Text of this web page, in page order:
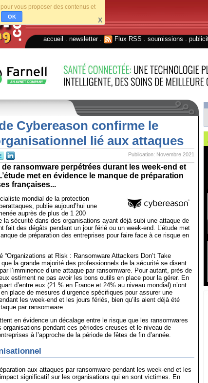
vous proposer des contenus et
OK X
accueil newsletter. Flux RSS soumissions
Cybereason confirme le
lié aux attaques
Publication: Novembre 2021
de ransomware perpétrées durant les week-end et
met en évidence le manque de préparation
françaises...
mondial de la protection
publie aujourd’hui une
auprès de plus de 1 200
la sécurité dans des organisations ayant déjà subi une attaque de
fait des dégâts pendant un jour férié ou un week-end. L’étude met
de préparation des entreprises pour faire face à ce risque en
“Organizations at Risk : Ransomware Attackers Don’t Take
que la grande majorité des professionnels de la sécurité se disent
l’imminence d’une attaque par ransomware. Pour autant, près de
estiment ne pas avoir les bons outils en place pour la gérer. En
d’entre eux (21 % en France et 24% au niveau mondial) n’ont
place de mesures d’urgence spécifiques pour assurer une
les week-end et les jours fériés, bien qu’ils aient déjà été
par ransomware.
en évidence un décalage entre le risque que les ransomwares
organisations pendant ces périodes creuses et le niveau de
à l’approche de la période de fêtes de fin d’année.
aux attaques par ransomware pendant les week-end et les
significatif sur les organisations qui en sont victimes. En